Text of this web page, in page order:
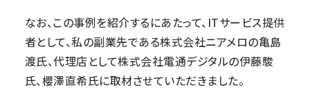
なお、この事例を紹介するにあたって、ITサービス提供
者として、私の副業先である株式会社ニアメロの亀島
渡氏、代理店として株式会社電通デジタルの伊藤駿
氏、櫻澤直希氏に取材させていただきました。